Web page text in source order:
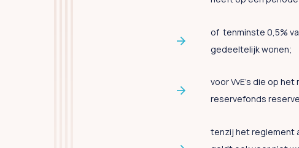
of tenminste 0,5%
gedeeltelijk wonen;
voor VvE’s die op
reservefonds
tenzij het reglement